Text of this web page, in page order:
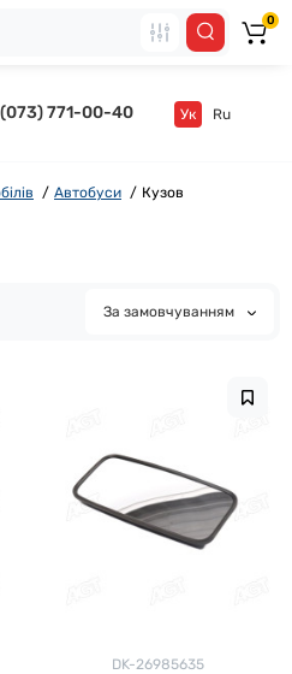
(073) 771-00-40 Ук Ru
0
Автобуси Кузов
За замовчуванням
DK-26985635